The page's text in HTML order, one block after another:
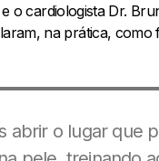
o cardiologista Dr.
na prática, como
abrir o lugar que